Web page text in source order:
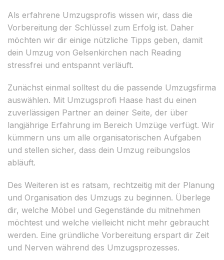
Als erfahrene Umzugsprofis wissen wir, dass die
Vorbereitung der Schlüssel zum Erfolg ist. Daher
möchten wir dir einige nützliche Tipps geben, damit
dein Umzug von Gelsenkirchen nach Reading
stressfrei und entspannt verläuft.
Zunächst einmal solltest du die passende Umzugsfirma
auswählen. Mit Umzugsprofi Haase hast du einen
zuverlässigen Partner an deiner Seite, der über
langjährige Erfahrung im Bereich Umzüge verfügt. Wir
kümmern uns um alle organisatorischen Aufgaben
und stellen sicher, dass dein Umzug reibungslos
abläuft.
Des Weiteren ist es ratsam, rechtzeitig mit der Planung
und Organisation des Umzugs zu beginnen. Überlege
dir, welche Möbel und Gegenstände du mitnehmen
möchtest und welche vielleicht nicht mehr gebraucht
werden. Eine gründliche Vorbereitung erspart dir Zeit
und Nerven während des Umzugsprozesses.